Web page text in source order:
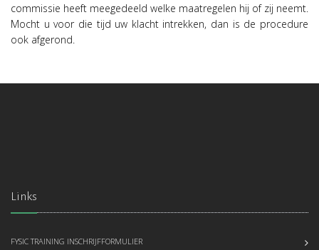
commissie heeft meegedeeld welke maatregelen hij of zij neemt.
Mocht u voor die tijd uw klacht intrekken, dan is de procedure
ook afgerond.
Links
FYSIC TRAINING INSCHRIJFFORMULIER